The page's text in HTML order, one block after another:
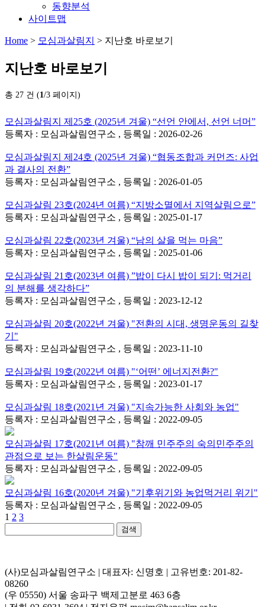
동향분석
사이트맵
Home > 모심과살림지 > 지난호 바로보기
지난호 바로보기
총 27 건 (1/3 페이지)
모심과살림지 제25호 (2025년 겨울) “선언 안에서, 선언 너머”
등록자 : 모심과살림연구소 , 등록일 : 2026-02-26
모심과살림지 제24호 (2025년 겨울) “협동조합과 커먼즈: 사업
과 결사의 전환”
등록자 : 모심과살림연구소 , 등록일 : 2026-01-05
모심과살림 23호(2024년 여름) “지방소멸에서 지역살림으로”
등록자 : 모심과살림연구소 , 등록일 : 2025-01-17
모심과살림 22호(2023년 겨울) “남의 살을 먹는 마음”
등록자 : 모심과살림연구소 , 등록일 : 2025-01-06
모심과살림 21호(2023년 여름) ”밥이 다시 밥이 되기: 먹거리
의 분해를 생각하다”
등록자 : 모심과살림연구소 , 등록일 : 2023-12-12
모심과살림 20호(2022년 겨울) "전환의 시대, 생명운동의 길찾
기"
등록자 : 모심과살림연구소 , 등록일 : 2023-11-10
모심과살림 19호(2022년 여름) "‘어떤’ 에너지전환?"
등록자 : 모심과살림연구소 , 등록일 : 2023-01-17
모심과살림 18호(2021년 겨울) "지속가능한 사회와 농업"
등록자 : 모심과살림연구소 , 등록일 : 2022-09-05
모심과살림 17호(2021년 여름) "참깨 민주주의 숙의민주주의
관점으로 보는 한살림운동"
등록자 : 모심과살림연구소 , 등록일 : 2022-09-05
모심과살림 16호(2020년 겨울) "기후위기와 농업먹거리 위기"
등록자 : 모심과살림연구소 , 등록일 : 2022-09-05
1 2 3
검색
(사)모심과살림연구소 | 대표자: 신명호 | 고유번호: 201-82-
08260
(우 05550) 서울 송파구 백제고분로 463 6층